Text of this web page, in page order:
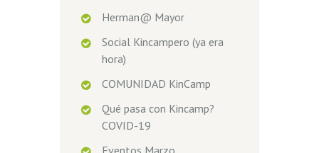
Herman@ Mayor
Social Kincampero (ya era
hora)
COMUNIDAD KinCamp
Qué pasa con Kincamp?
COVID-19
Eventos Marzo